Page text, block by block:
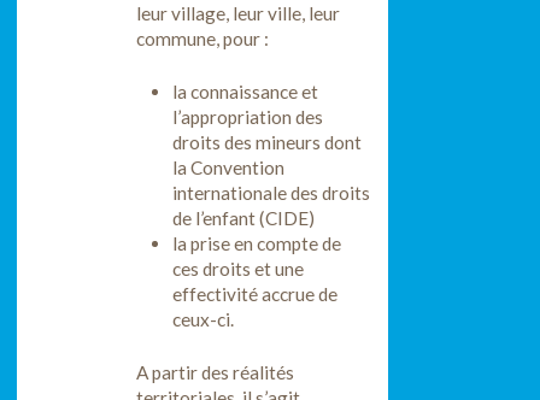
leur village, leur ville, leur
commune, pour :
la connaissance et
l’appropriation des
droits des mineurs dont
la Convention
internationale des droits
de l’enfant (CIDE)
la prise en compte de
ces droits et une
effectivité accrue de
ceux-ci.
A partir des réalités